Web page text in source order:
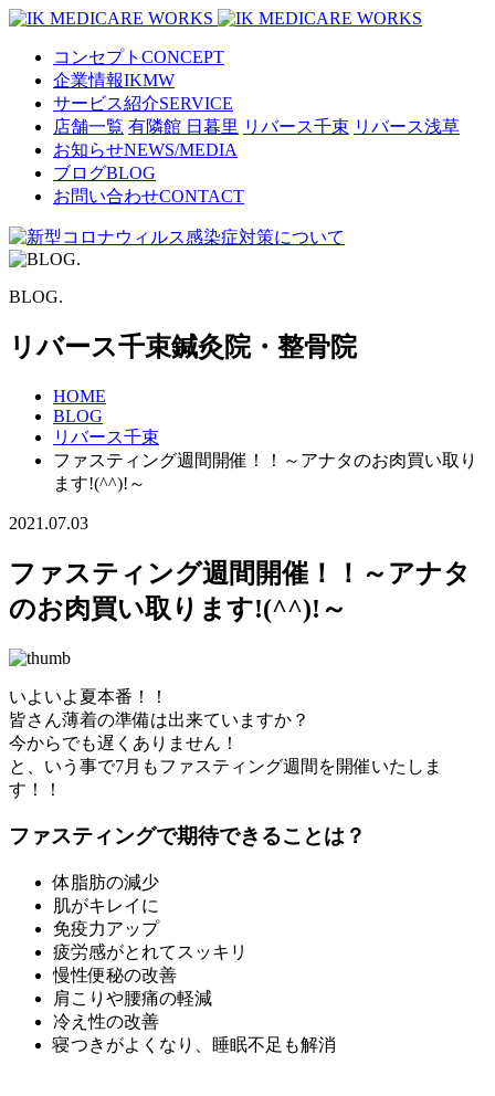
コンセプト CONCEPT
企業情報IKMW
サービス紹介SERVICE
店舗一覧 有隣館 日暮里 リバース千束 リバース浅草
お知らせNEWS/MEDIA
ブログBLOG
お問い合わせCONTACT
BLOG.
リバース千束鍼灸院・整骨院
HOME
BLOG
リバース千束
ファスティング週間開催！！～アナタのお肉買い取り
ます!(^^)!～
2021.07.03
ファスティング週間開催！！～アナタ
のお肉買い取ります!(^^)!～
いよいよ夏本番！！
皆さん薄着の準備は出来ていますか？
今からでも遅くありません！
と、いう事で7月もファスティング週間を開催いたしま
す！！
ファスティングで期待できることは？
体脂肪の減少
肌がキレイに
免疫力アップ
疲労感がとれてスッキリ
慢性便秘の改善
肩こりや腰痛の軽減
冷え性の改善
寝つきがよくなり、睡眠不足も解消